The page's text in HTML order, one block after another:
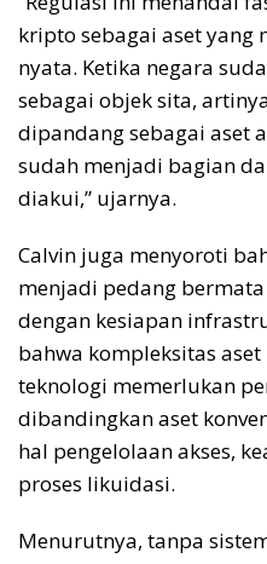
kripto sebagai aset
nyata. Ketika negara
sebagai objek sita,
dipandang sebagai aset
sudah menjadi bagian
diakui,” ujarnya.
Calvin juga menyoroti
menjadi pedang
dengan kesiapan
bahwa kompleksitas
teknologi memerlukan
dibandingkan aset
hal pengelolaan akses,
proses likuidasi.
Menurutnya, tanpa